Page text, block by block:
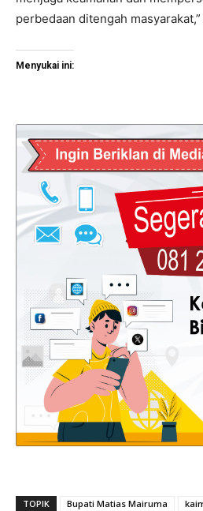
perbedaan ditengah
Menyukai ini:
TOPIK Bupati Matias Mairuma